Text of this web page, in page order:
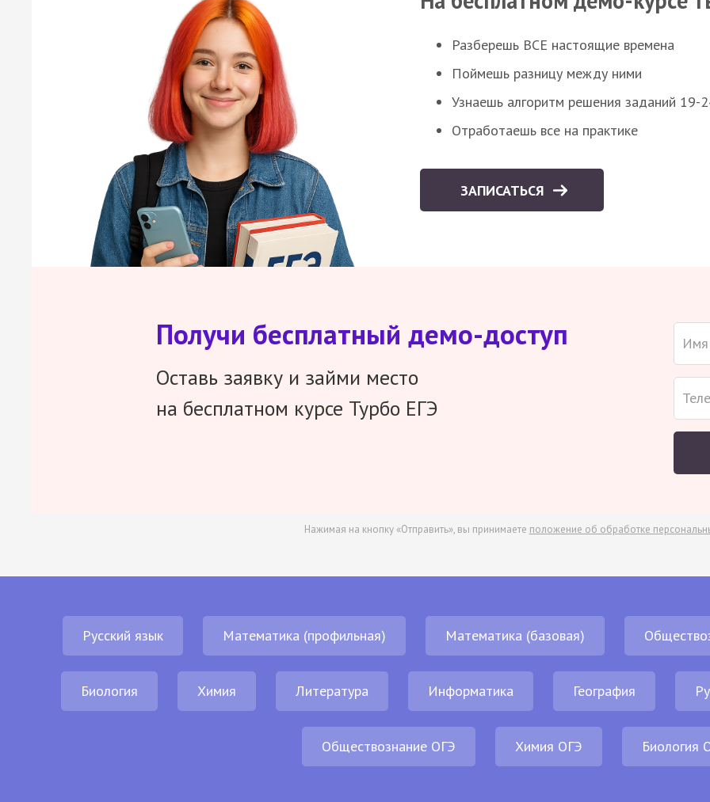
Разберешь ВСЕ настоящие времена
Поймешь разницу между ними
Узнаешь алгоритм решения заданий 19-
Отработаешь все на практике
ЗАПИСАТЬСЯ
Получи бесплатный демо-доступ
Оставь заявку и займи место
на бесплатном курсе Турбо ЕГЭ
Нажимая на кнопку «Отправить», вы принимаете положение об обработке
Русский язык Математика (профильная) Математика (базовая)
Биология Химия Литература Информатика География
Обществознание ОГЭ Химия ОГЭ Биология